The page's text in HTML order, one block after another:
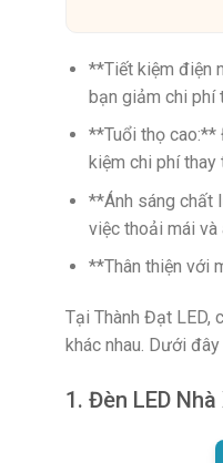
**Tiết kiệm điện
bạn giảm chi phí
**Tuổi thọ cao:**
kiệm chi phí thay
**Ánh sáng chất
việc thoải mái và
**Thân thiện với
Tại Thành Đạt LED,
khác nhau. Dưới
1. Đèn LED